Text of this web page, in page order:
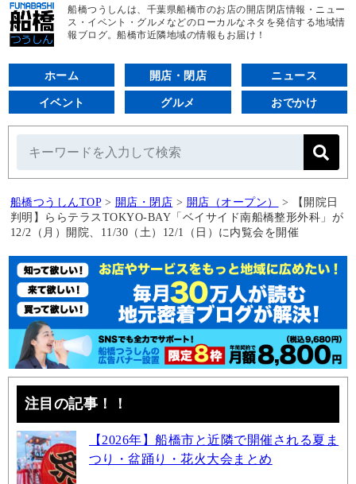
船橋つうしんは、千葉県船橋市のお店の開店閉店情報・ニュー
ス・イベント・グルメなどのローカルなネタを発信する地域情
報ブログ。船橋市近隣地域の情報もお届け！
ホーム 開店・閉店 ニュース
イベント グルメ おでかけ
船橋つうしんTOP > 開店・閉店 > 開店（オープン） > 【開院日
判明】ららテラスTOKYO-BAY「ベイサイド南船橋整形外科」が
12/2（月）開院、11/30（土）12/1（日）に内覧会を開催
注目の記事！！
【2026年】船橋市と近隣で開催される夏ま
つり・盆踊り・花火大会まとめ